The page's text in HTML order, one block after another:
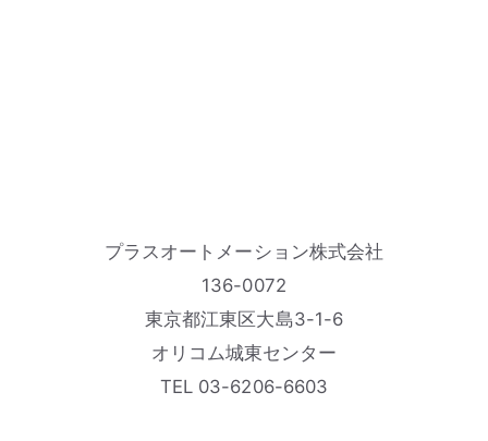
プラスオートメーション株式会社
136-0072
東京都江東区大島3-1-6
オリコム城東センター
TEL 03-6206-6603